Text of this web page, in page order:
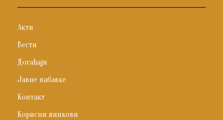
Акти
Вести
Догађаји
Јавне набавке
Контакт
Корисни линкови